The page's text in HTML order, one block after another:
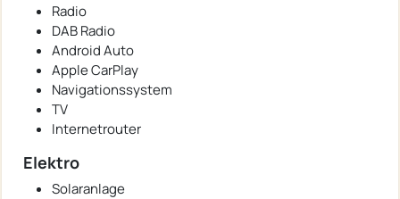
Radio
DAB Radio
Android Auto
Apple CarPlay
Navigationssystem
TV
Internetrouter
Elektro
Solaranlage